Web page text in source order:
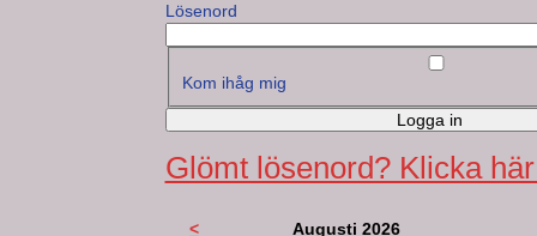
Lösenord
Kom ihåg mig
Logga in
Glömt lösenord? Klicka
< Augusti 2026